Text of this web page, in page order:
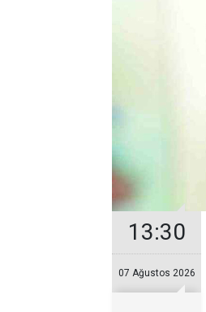
13:30
07 Ağustos 2026